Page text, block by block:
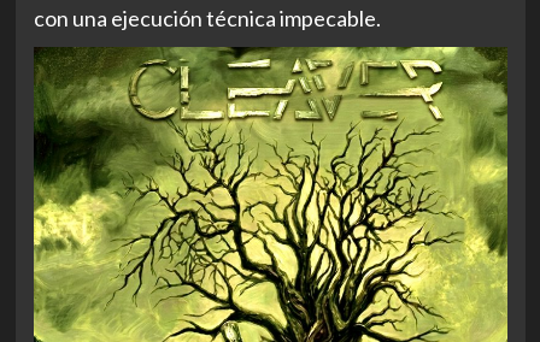
con una ejecución técnica impecable.